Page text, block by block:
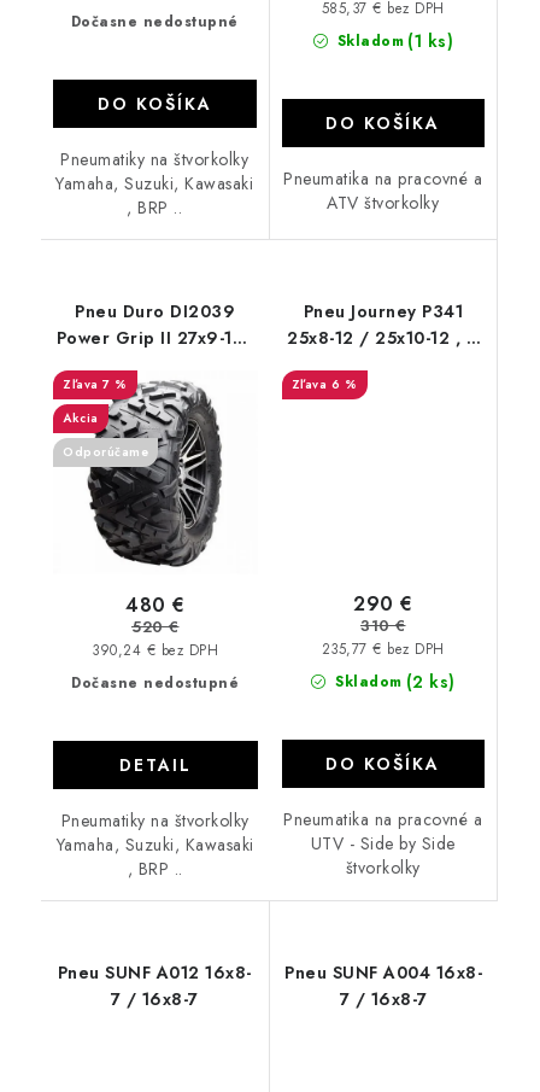
Dočasne nedostupné
DO KOŠÍKA
Pneumatiky na štvorkolky
Yamaha, Suzuki, Kawasaki
, BRP ..
Skladom (1 ks)
585,37 € bez DPH
DO KOŠÍKA
Pneumatika na pracovné a
ATV štvorkolky
Pneu Duro DI2039
Power Grip II 27x9-14/
7 %
Akcia
Odporúčame
Dočasne nedostupné
390,24 € bez DPH
480 €
520 €
DETAIL
Pneumatiky na štvorkolky
Yamaha, Suzuki, Kawasaki
, BRP ..
Pneu Journey P341
25x8-12 / 25x10-12 , 6
6 %
Skladom (2 ks)
235,77 € bez DPH
290 €
310 €
DO KOŠÍKA
Pneumatika na pracovné a
UTV - Side by Side
štvorkolky
Pneu SUNF A012 16x8-
7 / 16x8-7
Pneu SUNF A004 16x8-
7 / 16x8-7